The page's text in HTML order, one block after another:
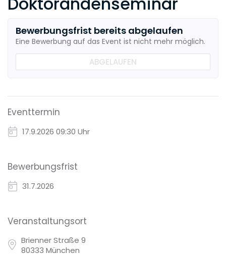
Bewerbungsfrist bereits abgelaufen
Eine Bewerbung auf das Event ist nicht mehr möglich.
ABGELAUFEN
Eventtermin
17.9.2026 09:30 Uhr
Bewerbungsfrist
31.7.2026
Veranstaltungsort
Brienner Straße 9
80333 München